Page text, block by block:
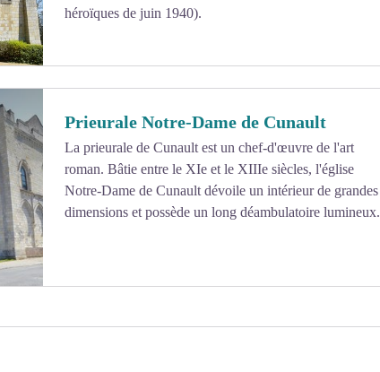
en plein écran
héroïques de juin 1940).
Prieurale Notre-Dame de Cunault
La prieurale de Cunault est un chef-d'œuvre de l'art
roman. Bâtie entre le XIe et le XIIIe siècles, l'église
Notre-Dame de Cunault dévoile un intérieur de grandes
dimensions et possède un long déambulatoire lumineux.